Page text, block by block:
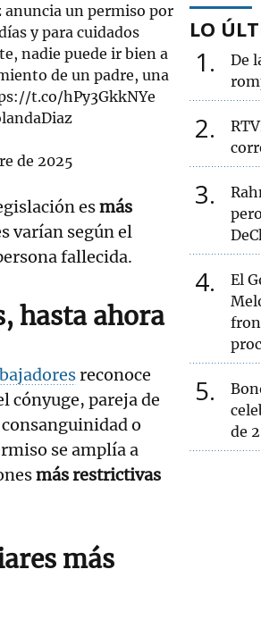
anuncia un permiso por
y para cuidados
nadie puede ir bien a
de un padre, una
t.co/hPy3GkkNYe
de 2025
esmás
varían según el
fallecida.
hasta ahora
reconoce
cónyuge, pareja de
o
se amplía a
más restrictivas
más
LO
1
De
2
3
4
El
5
de